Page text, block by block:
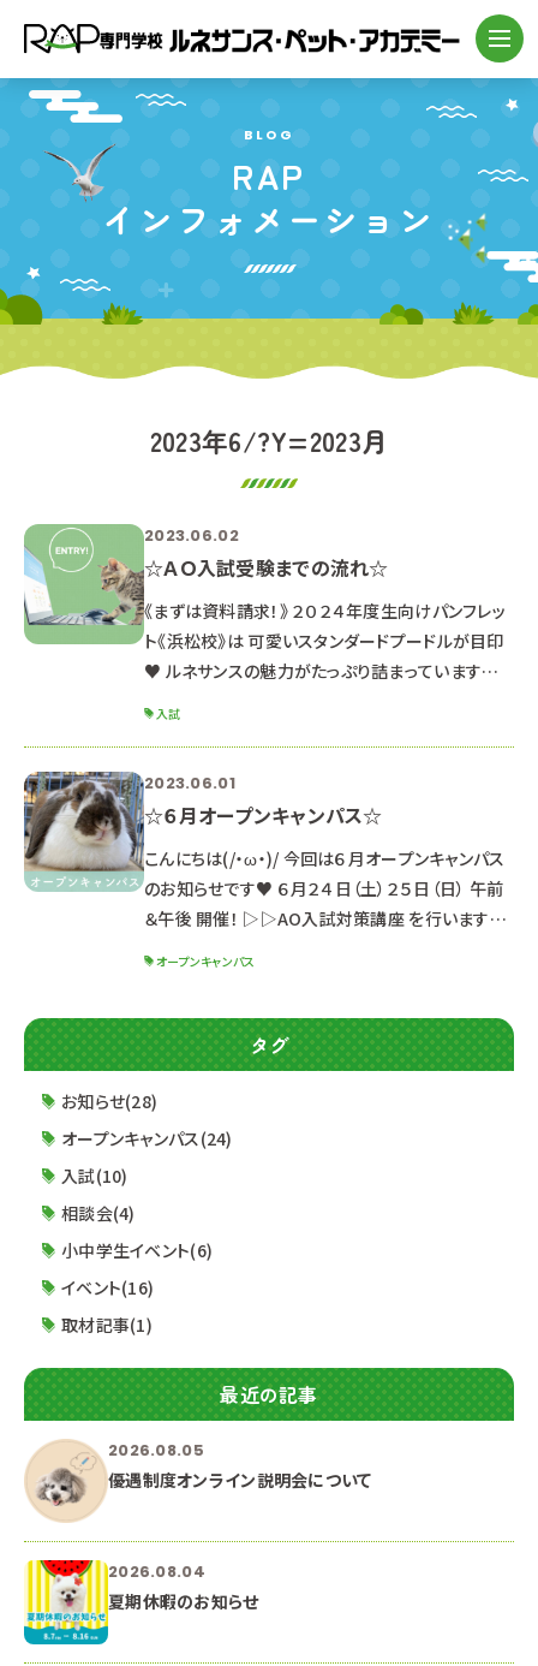
BLOG
RAP
インフォメーション
2023年6/?Y=2023月
2023.06.02
☆ＡＯ入試受験までの流れ☆
《まずは資料請求！》 ２０２４年度生向けパンフレッ
ト《浜松校》は 可愛いスタンダードプードルが目印
♥ ルネサンスの魅力がたっぷり詰まっています♪
料請求の必要はありません。 まだお持ちでない方
は是非GETしてね☆ ↓ ▶資料請求はこちら
《オープンキャンパスに参加しよう！》 ＡＯ入試受験
のために
入試
2023.06.01
☆６月オープンキャンパス☆
こんにちは(/・ω・)/ 今回は６月オープンキャンパス
のお知らせです♥ ６月２４日（土）２５日（日） 午前
＆午後 開催！ ▷▷AO入試対策講座 を行います！
始） 【午後の部】 １３：３０～１６：４０ （１３：１０受
付開始） ※適性検査を受検しない方は、約30分早
く終了となります。 ※受付開始時刻前には校
オープンキャンパス
タグ
お知らせ(28)
オープンキャンパス(24)
入試(10)
相談会(4)
小中学生イベント(6)
イベント(16)
取材記事(1)
最近の記事
2026.08.05
優遇制度オンライン説明会について
2026.08.04
夏期休暇のお知らせ